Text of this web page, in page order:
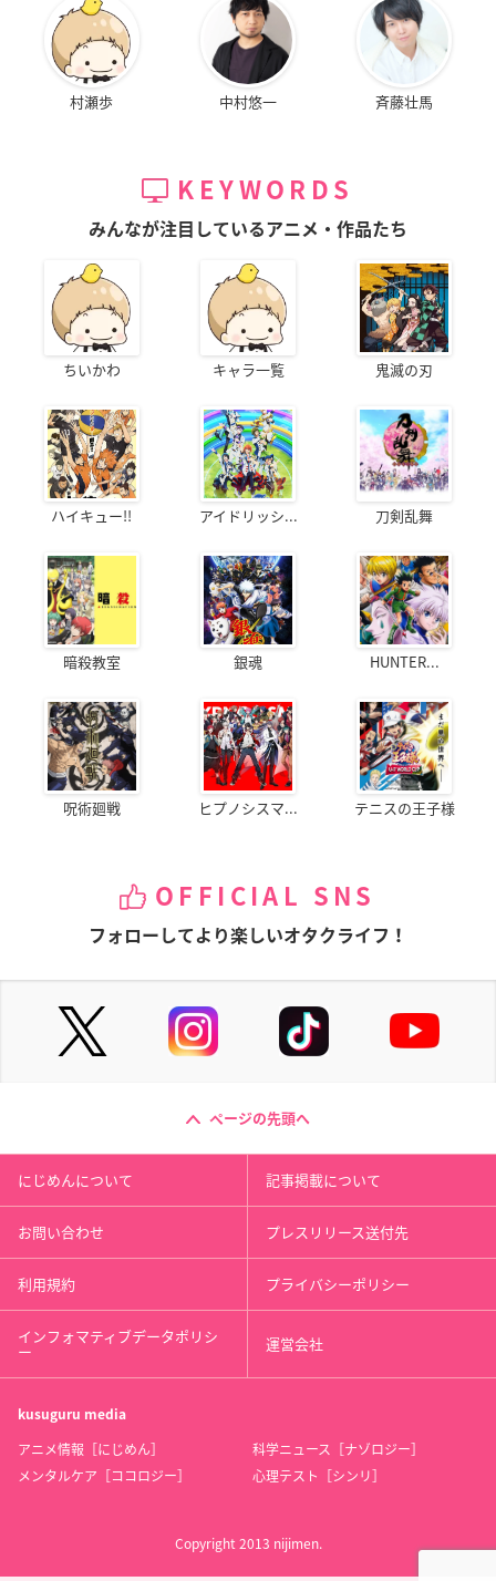
村瀬歩 中村悠一 斉藤壮馬
KEYWORDS
みんなが注目しているアニメ・作品たち
ちいかわ キャラ一覧 鬼滅の刃
ハイキュー!! アイドリッシ... 刀剣乱舞
暗殺教室 銀魂 HUNTER...
呪術廻戦 ヒプノシスマ... テニスの王子様
OFFICIAL SNS
フォローしてより楽しいオタクライフ！
ページの先頭へ
にじめんについて 記事掲載について
お問い合わせ プレスリリース送付先
利用規約 プライバシーポリシー
インフォマティブデータポリシ
ー 運営会社
kusuguru media
アニメ情報［にじめん］
科学ニュース［ナゾロジー］
メンタルケア［ココロジー］
心理テスト［シンリ］
Copyright 2013 nijimen.